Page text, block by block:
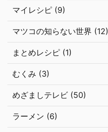
マイレシピ (9)
マツコの知らない世界 (12)
まとめレシピ (1)
むくみ (3)
めざましテレビ (50)
ラーメン (6)